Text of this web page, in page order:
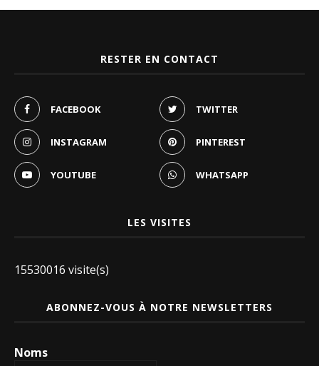
RESTER EN CONTACT
FACEBOOK TWITTER
INSTAGRAM PINTEREST
YOUTUBE WHATSAPP
LES VISITES
15530016 visite(s)
ABONNEZ-VOUS À NOTRE NEWSLETTERS
Noms